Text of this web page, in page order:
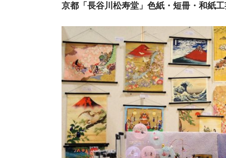
京都「長谷川松寿堂」色紙・短冊・和紙